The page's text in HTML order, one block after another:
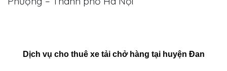
Dịch vụ cho thuê xe tải chở hàng tại huyện Đan